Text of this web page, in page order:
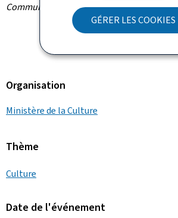
GÉRER LES COOKIES
Communiqué par le ministère de la Culture
Organisation
Ministère de la Culture
Thème
Culture
Date de l'événement